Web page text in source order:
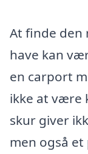
At finde den
have kan
en carport
ikke at være
skur giver
men også